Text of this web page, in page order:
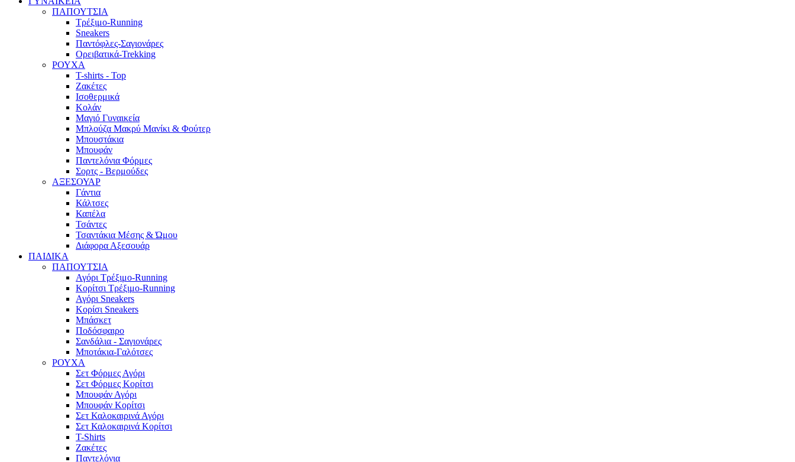
ΠΑΠΟΥΤΣΙΑ
Τρέξιμο-Running
Sneakers
Παντόφλες-Σαγιονάρες
Ορειβατικά-Trekking
ΡΟΥΧΑ
T-shirts - Top
Ζακέτες
Ισοθερμικά
Κολάν
Μαγιό Γυναικεία
Μπλούζα Μακρύ Μανίκι & Φούτερ
Μπουστάκια
Μπουφάν
Παντελόνια Φόρμες
Σορτς - Βερμούδες
ΑΞΕΣΟΥΑΡ
Γάντια
Κάλτσες
Καπέλα
Τσάντες
Τσαντάκια Μέσης & Ώμου
Διάφορα Αξεσουάρ
ΠΑΙΔΙΚΑ
ΠΑΠΟΥΤΣΙΑ
Αγόρι Τρέξιμο-Running
Κορίτσι Τρέξιμο-Running
Αγόρι Sneakers
Κορίσι Sneakers
Μπάσκετ
Ποδόσφαιρο
Σανδάλια - Σαγιονάρες
Μποτάκια-Γαλότσες
ΡΟΥΧΑ
Σετ Φόρμες Αγόρι
Σετ Φόρμες Κορίτσι
Μπουφάν Αγόρι
Μπουφάν Κορίτσι
Σετ Καλοκαιρινά Αγόρι
Σετ Καλοκαιρινά Κορίτσι
T-Shirts
Ζακέτες
Παντελόνια